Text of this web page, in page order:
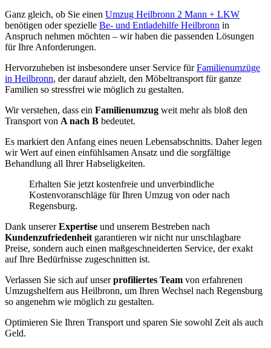
Ganz gleich, ob Sie einen Umzug Heilbronn 2 Mann + LKW
benötigen oder spezielle Be- und Entladehilfe Heilbronn in
Anspruch nehmen möchten – wir haben die passenden Lösungen
für Ihre Anforderungen.
Hervorzuheben ist insbesondere unser Service fürFamilienumzüge
in Heilbronn, der darauf abzielt, den Möbeltransport für ganze
Familien so stressfrei wie möglich zu gestalten.
Wir verstehen, dass ein Familienumzug weit mehr als bloß den
Transport von A nach B bedeutet.
Es markiert den Anfang eines neuen Lebensabschnitts. Daher legen
wir Wert auf einen einfühlsamen Ansatz und die sorgfältige
Behandlung all Ihrer Habseligkeiten.
Erhalten Sie jetzt kostenfreie und unverbindliche
Kostenvoranschläge für Ihren Umzug von oder nach
Regensburg.
Dank unsererExpertise und unserem Bestreben nach
Kundenzufriedenheit garantieren wir nicht nur unschlagbare
Preise, sondern auch einen maßgeschneiderten Service, der exakt
auf Ihre Bedürfnisse zugeschnitten ist.
Verlassen Sie sich auf unserprofiliertes Team von erfahrenen
Umzugshelfern aus Heilbronn, um Ihren Wechsel nach Regensburg
so angenehm wie möglich zu gestalten.
Optimieren Sie Ihren Transport und sparen Sie sowohl Zeit als auch
Geld.